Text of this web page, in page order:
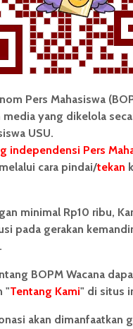
© 2023. All rights reserved
Pers Mahasiswa (BOPM)
yang berdiri di luar kampus
oleh mahasiswa
BOPM Wacana
Mahasiswa (UKM) di
1995.
Pers Mahasiswa
media yang dikelola
USU.
independensi Pers
cara pindai/tekan
minimal Rp10 ribu,
pada gerakan
BOPM Wacana
"Tentang Kami" di situs
akan dimanfaatkan